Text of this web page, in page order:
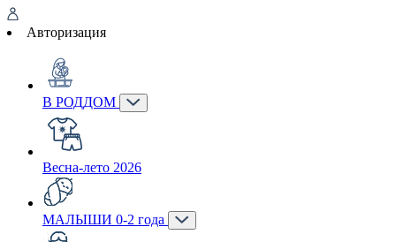
Авторизация
В РОДДОМ
Весна-лето 2026
МАЛЫШИ 0-2 года